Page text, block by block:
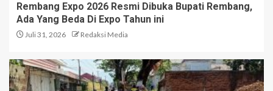
Rembang Expo 2026 Resmi Dibuka Bupati Rembang,
Ada Yang Beda Di Expo Tahun ini
Juli 31, 2026 Redaksi Media